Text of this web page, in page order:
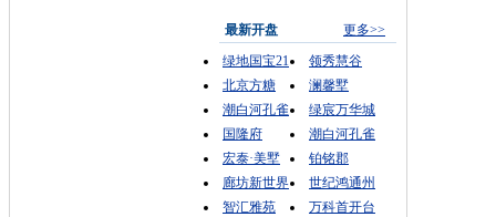
最新开盘
更多>>
绿地国宝21
领秀慧谷
北京方糖
澜馨墅
潮白河孔雀
绿宸万华城
国隆府
潮白河孔雀
宏泰·美墅
铂铭郡
廊坊新世界
世纪鸿通州
智汇雅苑
万科首开台